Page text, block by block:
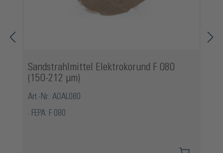
Sandstrahlmittel Elektrokorund F 080
(150-212 µm)
Art.-Nr.: AOAL080
FEPA: F 080